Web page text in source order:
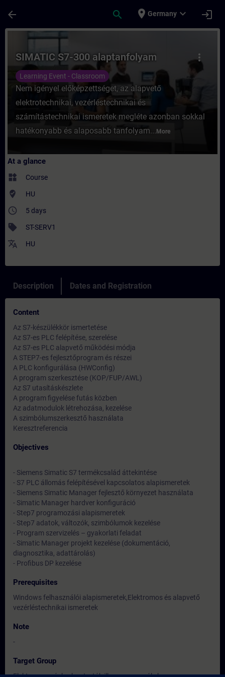
arrow_back search place Germany expand_more login
Course - SIMATIC S7-300
more_vert
SIMATIC S7-300 alaptanfolyam
Learning Event - Classroom
Nem igényel előképzettséget, az alapvető
elektrotechnikai, vezérléstechnikai és
számítástechnikai ismeretek megléte azonban sokkal
hatékonyabb és alaposabb tanfolyam... More
At a glance
widgets Course
where_to_vote HU
access_time 5 days
sell ST-SERV1
translate HU
Description Dates and Registration
Content
Az S7-készülékkör ismertetése
Az S7-es PLC felépítése, szerelése
Az S7-es PLC alapvető működési módja
A STEP7-es fejlesztőprogram és részei
A PLC konfigurálása (HWConfig)
A program szerkesztése (KOP/FUP/AWL)
Az S7 utasításkészlete
A program figyelése futás közben
Az adatmodulok létrehozása, kezelése
A szimbólumszerkesztő használata
Keresztreferencia
Objectives
- Siemens Simatic S7 termékcsalád áttekintése
- S7 PLC állomás felépítésével kapcsolatos alapismeretek
- Siemens Simatic Manager fejlesztő környezet használata
- Simatic Manager hardver konfiguráció
- Step7 programozási alapismeretek
- Step7 adatok, változók, szimbólumok kezelése
- Program szervizelés – gyakorlati feladat
- Simatic Manager projekt kezelése (dokumentáció,
diagnosztika, adattárolás)
- Profibus DP kezelése
Prerequisites
Windows felhasználói alapismeretek,Elektromos és alapvető
vezérléstechnikai ismeretek
Note
-
Target Group